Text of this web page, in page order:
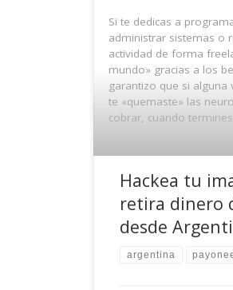
Si te dedicas a
administrar sistemas o
actividad de forma
mundo» gracias a los
garantizo que si alguna
te «quemaste» las
cobrar, cuando
Hackea tu
retira dinero
desde
argentina